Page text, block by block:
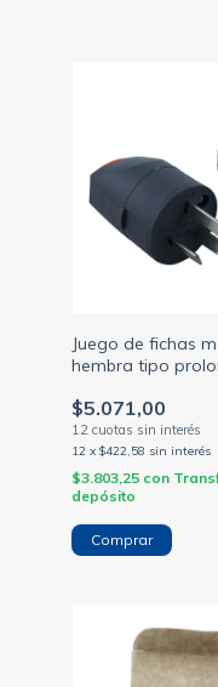
Juego de fichas
hembra tipo
$5.071,00
12 x$422,58 sin interés
$3.803,25 con
depósito